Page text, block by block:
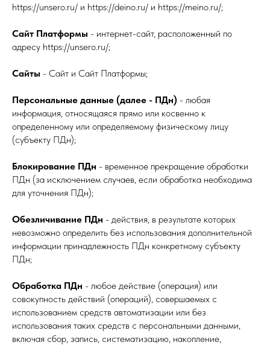
https://unsero.ru/ и https://deino.ru/ и https://meino.ru/;
Сайт Платформы - интернет-сайт, расположенный по
адресу https://unsero.ru/;
Сайты - Сайт и Сайт Платформы;
Персональные данные (далее - ПДн) - любая
информация, относящаяся прямо или косвенно к
определенному или определяемому физическому лицу
(субъекту ПДн);
Блокирование ПДн - временное прекращение обработки
ПДн (за исключением случаев, если обработка необходима
для уточнения ПДн);
Обезличивание ПДн - действия, в результате которых
невозможно определить без использования дополнительной
информации принадлежность ПДн конкретному субъекту
ПДн;
Обработка ПДн - любое действие (операция) или
совокупность действий (операций), совершаемых с
использованием средств автоматизации или без
использования таких средств с персональными данными,
включая сбор, запись, систематизацию, накопление,